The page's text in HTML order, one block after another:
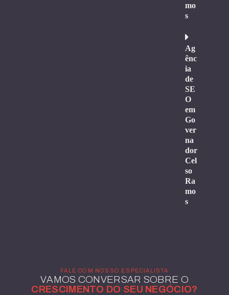
mo
s
Ag
ênc
ia
de
SE
O
em
Go
ver
na
dor
Cel
so
Ra
mo
s
FALE COM NOSSO ESPECIALISTA
VAMOS CONVERSAR SOBRE O
CRESCIMENTO DO SEU NEGÓCIO?